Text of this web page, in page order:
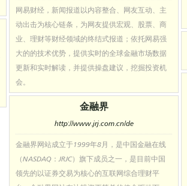
网易财经，新闻报道以内容整合、网友互动、主
动出击为核心链条，为网友提供宏观、股票、商
业、理财等财经领域的终结式报道；依托网易强
大的的技术优势，提供实时的全球金融市场数据
更新和实时解读，并提供操盘建议，挖掘投资机
会。
金融界
http://www.jrj.com.cn/de
金融界网站成立于1999年8月，是中国金融在线
（NASDAQ：JRJC）旗下成员之一，是目前中国
领先的以证券交易为核心的互联网综合理财平